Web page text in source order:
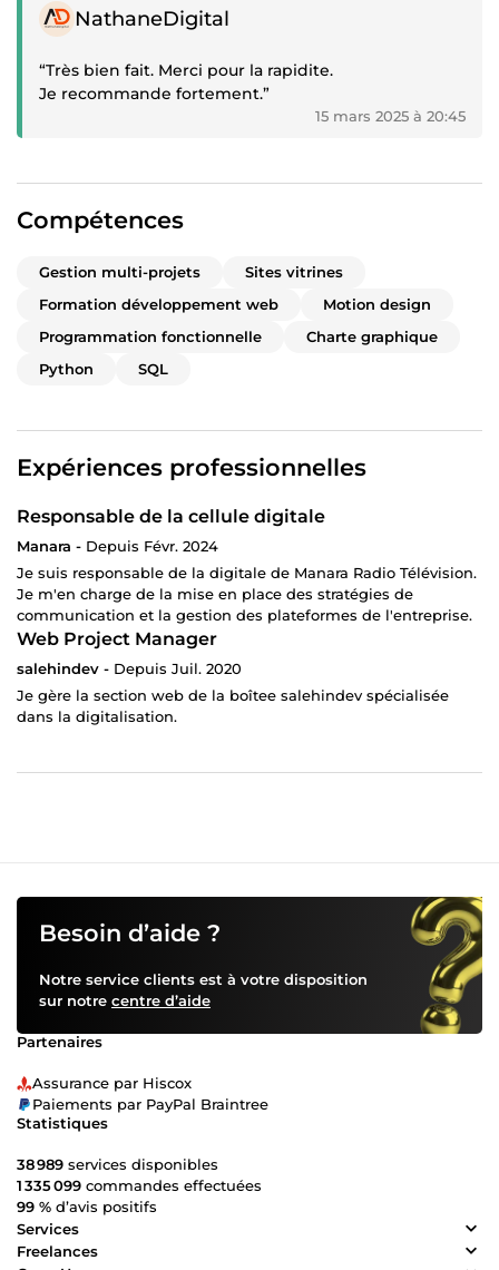
Témoignage positif
NathaneDigital
“Très bien fait. Merci pour la rapidite.
Je recommande fortement.”
15 mars 2025 à 20:45
Compétences
Gestion multi-projets
Sites vitrines
Formation développement web
Motion design
Programmation fonctionnelle
Charte graphique
Python
SQL
Expériences professionnelles
Responsable de la cellule digitale
Manara - Depuis Févr. 2024
Je suis responsable de la digitale de Manara Radio Télévision.
Je m'en charge de la mise en place des stratégies de
communication et la gestion des plateformes de l'entreprise.
Web Project Manager
salehindev - Depuis Juil. 2020
Je gère la section web de la boîtee salehindev spécialisée
dans la digitalisation.
Besoin d’aide ?
Notre service clients est à votre disposition
sur notre centre d’aide
Partenaires
Assurance par Hiscox
Paiements par PayPal Braintree
Statistiques
38 989 services disponibles
1 335 099 commandes effectuées
99 % d’avis positifs
Services
Freelances